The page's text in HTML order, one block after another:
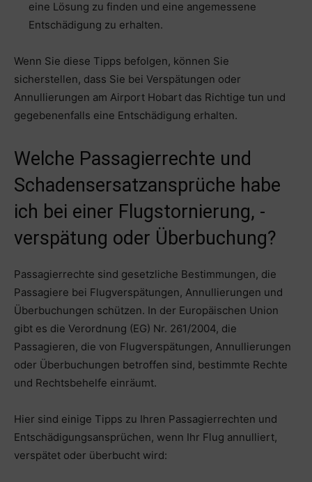
eine Lösung zu finden und eine angemessene
Entschädigung zu erhalten.
Wenn Sie diese Tipps befolgen, können Sie
sicherstellen, dass Sie bei Verspätungen oder
Annullierungen am Airport Hobart das Richtige tun und
gegebenenfalls eine Entschädigung erhalten.
Welche Passagierrechte und
Schadensersatzansprüche habe
ich bei einer Flugstornierung, -
verspätung oder Überbuchung?
Passagierrechte sind gesetzliche Bestimmungen, die
Passagiere bei Flugverspätungen, Annullierungen und
Überbuchungen schützen. In der Europäischen Union
gibt es die Verordnung (EG) Nr. 261/2004, die
Passagieren, die von Flugverspätungen, Annullierungen
oder Überbuchungen betroffen sind, bestimmte Rechte
und Rechtsbehelfe einräumt.
Hier sind einige Tipps zu Ihren Passagierrechten und
Entschädigungsansprüchen, wenn Ihr Flug annulliert,
verspätet oder überbucht wird: